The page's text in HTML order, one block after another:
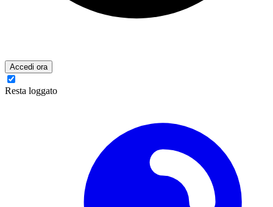
Accedi ora
Resta loggato